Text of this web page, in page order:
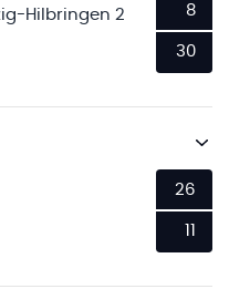
Hilbringen 2
8
30
26